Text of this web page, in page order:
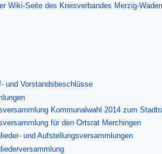
Wiki-Seite des Kreisverbandes Merzig-
und Vorstandsbeschlüsse
Kommunalwahl 2014 zum
für den Ortsrat Merchingen
und Aufstellungsversammlungen